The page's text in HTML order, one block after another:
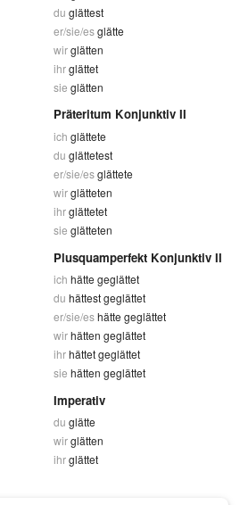
du glättest
er/sie/esglätte
wirglätten
ihrglättet
sie glätten
Präteritum Konjunktiv II
ich glättete
du glättetest
er/sie/esglättete
wirglätteten
ihrglättetet
sie glätteten
Plusquamperfekt Konjunktiv II
ich hätte geglättet
du hättest geglättet
er/sie/eshätte geglättet
wirhätten geglättet
ihrhättet geglättet
sie hätten geglättet
Imperativ
du glätte
wirglätten
ihrglättet